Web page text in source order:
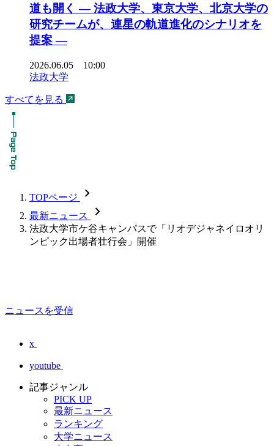
道も開く ― 法政大学、東京大学、北京大学の
研究チームが、連星の軌道進化のシナリオを
提案 ―
2026.06.05 10:00
法政大学
すべてを見る
TOPページ chevron_forward
最新ニュース chevron_forward
法政大学市ケ谷キャンパスで「リオデジャネイロオリ
ンピック出場者壮行会」開催
ニュースを受信
x
youtube
記事ジャンル
PICK UP
最新ニュース
ランキング
大学ニュース